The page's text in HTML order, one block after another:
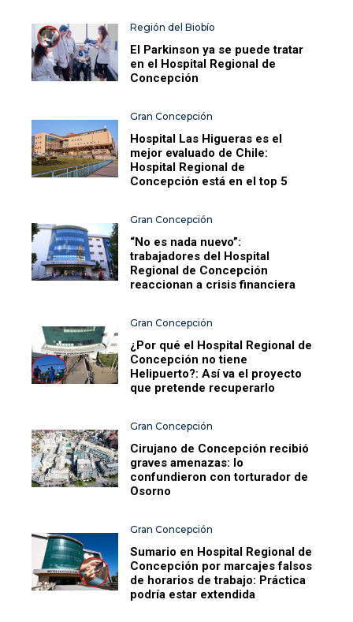
Región del Biobío
El Parkinson ya se puede tratar
en el Hospital Regional de
Concepción
Gran Concepción
Hospital Las Higueras es el
mejor evaluado de Chile:
Hospital Regional de
Concepción está en el top 5
Gran Concepción
“No es nada nuevo”:
trabajadores del Hospital
Regional de Concepción
reaccionan a crisis financiera
Gran Concepción
¿Por qué el Hospital Regional de
Concepción no tiene
Helipuerto?: Así va el proyecto
que pretende recuperarlo
Gran Concepción
Cirujano de Concepción recibió
graves amenazas: lo
confundieron con torturador de
Osorno
Gran Concepción
Sumario en Hospital Regional de
Concepción por marcajes falsos
de horarios de trabajo: Práctica
podría estar extendida